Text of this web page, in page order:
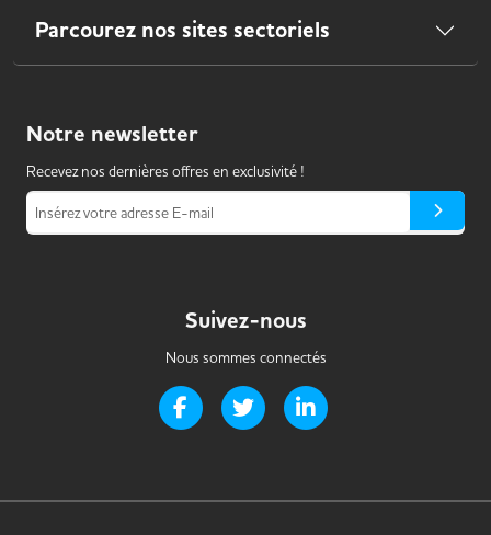
Parcourez nos sites sectoriels
Notre newsletter
Recevez nos dernières offres en exclusivité !
Insérez votre adresse E-mail
Suivez-nous
Nous sommes connectés
Page Facebook de Handi-it
Page Twitter de Handi-it